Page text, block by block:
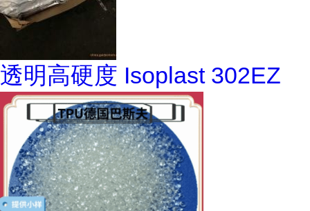
透明高硬度 Isoplast 302EZ